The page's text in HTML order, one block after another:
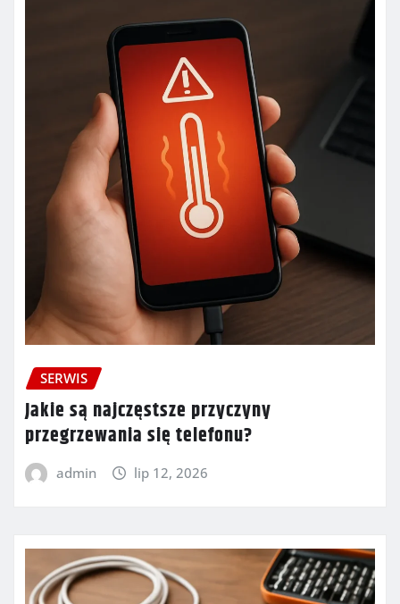
SERWIS
Jakie są najczęstsze przyczyny
przegrzewania się telefonu?
admin lip 12, 2026